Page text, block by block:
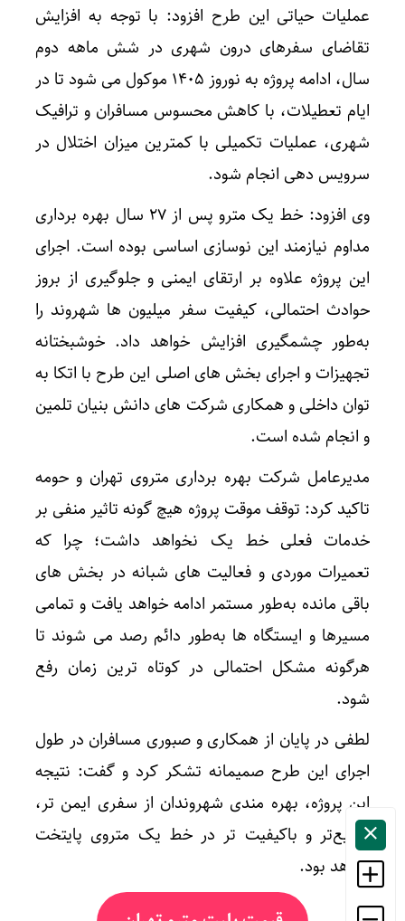
عملیات حیاتی این طرح افزود: با توجه به افزایش
تقاضای سفرهای درون شهری در شش ماهه دوم
سال، ادامه پروژه به نوروز ۱۴۰۵ موکول می شود تا در
ایام تعطیلات، با کاهش محسوس مسافران و ترافیک
شهری، عملیات تکمیلی با کمترین میزان اختلال در
سرویس دهی انجام شود.
وی افزود: خط یک مترو پس از ۲۷ سال بهره برداری
مداوم نیازمند این نوسازی اساسی بوده است. اجرای
این پروژه علاوه بر ارتقای ایمنی و جلوگیری از بروز
حوادث احتمالی، کیفیت سفر میلیون ها شهروند را
به‌طور چشمگیری افزایش خواهد داد. خوشبختانه
تجهیزات و اجرای بخش های اصلی این طرح با اتکا به
توان داخلی و همکاری شرکت های دانش بنیان تلمین
و انجام شده است.
مدیرعامل شرکت بهره برداری متروی تهران و حومه
تاکید کرد: توقف موقت پروژه هیچ گونه تاثیر منفی بر
خدمات فعلی خط یک نخواهد داشت؛ چرا که
تعمیرات موردی و فعالیت های شبانه در بخش های
باقی مانده به‌طور مستمر ادامه خواهد یافت و تمامی
مسیرها و ایستگاه ها به‌طور دائم رصد می شوند تا
هرگونه مشکل احتمالی در کوتاه ترین زمان رفع
شود.
لطفی در پایان از همکاری و صبوری مسافران در طول
اجرای این طرح صمیمانه تشکر کرد و گفت: نتیجه
این پروژه، بهره مندی شهروندان از سفری ایمن تر،
سریع‌تر و باکیفیت تر در خط یک متروی پایتخت
خواهد بود.